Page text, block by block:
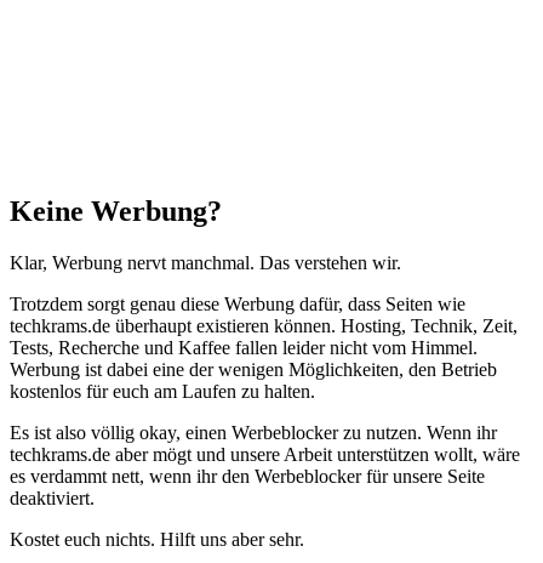
Schließen
Keine Werbung?
Klar, Werbung nervt manchmal. Das verstehen wir.
Trotzdem sorgt genau diese Werbung dafür, dass Seiten wie
techkrams.de überhaupt existieren können. Hosting, Technik, Zeit,
Tests, Recherche und Kaffee fallen leider nicht vom Himmel.
Werbung ist dabei eine der wenigen Möglichkeiten, den Betrieb
kostenlos für euch am Laufen zu halten.
Es ist also völlig okay, einen Werbeblocker zu nutzen. Wenn ihr
techkrams.de aber mögt und unsere Arbeit unterstützen wollt, wäre
es verdammt nett, wenn ihr den Werbeblocker für unsere Seite
deaktiviert.
Kostet euch nichts. Hilft uns aber sehr.